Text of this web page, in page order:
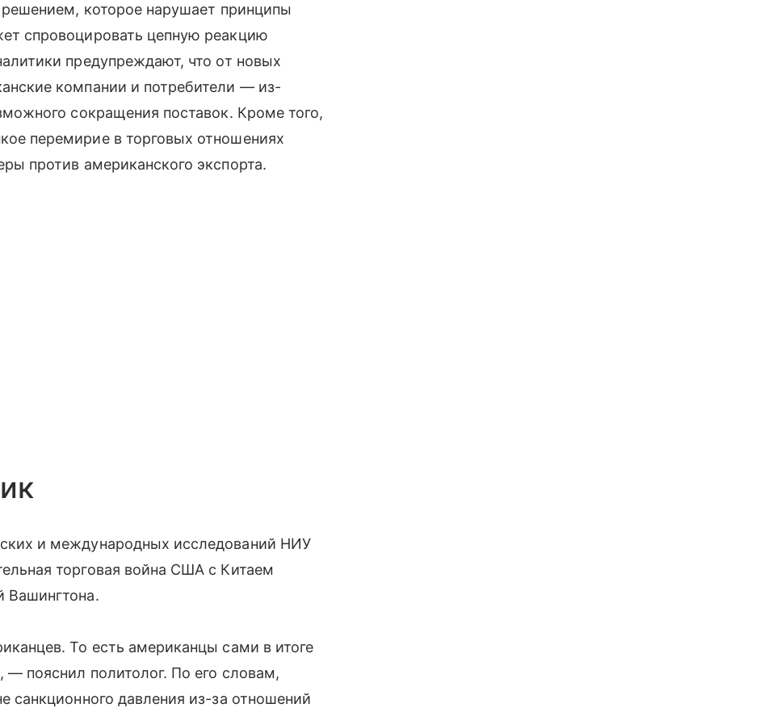
которое нарушает принципы
спровоцировать цепную реакцию
предупреждают, что от новых
компании и потребители — из-
сокращения поставок. Кроме того,
перемирие в торговых отношениях
против американского экспорта.
и международных исследований НИУ
торговая война США с Китаем
Вашингтона.
То есть американцы сами в итоге
пояснил политолог. По его словам,
санкционного давления из-за отношений